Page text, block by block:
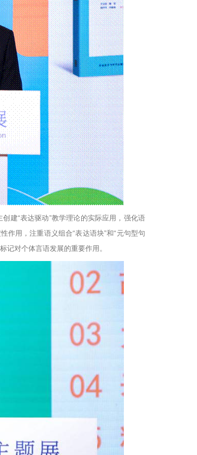
建“表达驱动”教学理论的实际应用，强化语
作用，注重语义组合“表达语块”和“元句型句
记对个体言语发展的重要作用。